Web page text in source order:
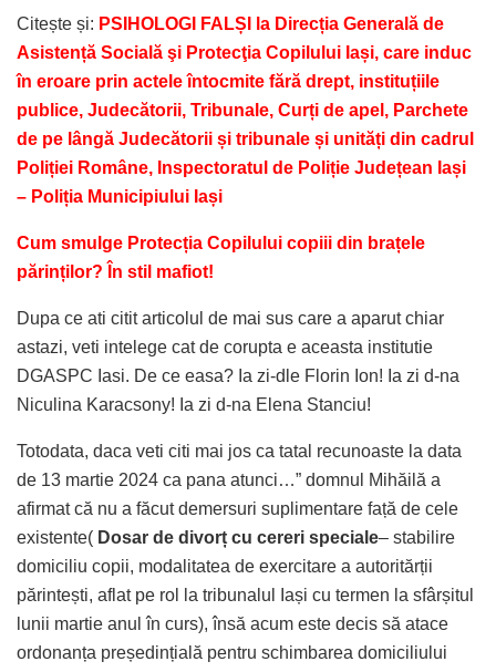
Citește și: PSIHOLOGI FALȘI la Direcția Generală de
Asistență Socială şi Protecţia Copilului Iași, care induc
în eroare prin actele întocmite fără drept, instituțiile
publice, Judecătorii, Tribunale, Curți de apel, Parchete
de pe lângă Judecătorii și tribunale și unități din cadrul
Poliției Române, Inspectoratul de Poliție Județean Iași
– Poliția Municipiului Iași
Cum smulge Protecția Copilului copiii din brațele
părinților? În stil mafiot!
Dupa ce ati citit articolul de mai sus care a aparut chiar
astazi, veti intelege cat de corupta e aceasta institutie
DGASPC Iasi. De ce easa? Ia zi-dle Florin Ion! Ia zi d-na
Niculina Karacsony! Ia zi d-na Elena Stanciu!
Totodata, daca veti citi mai jos ca tatal recunoaste la data
de 13 martie 2024 ca pana atunci…” domnul Mihăilă a
afirmat că nu a făcut demersuri suplimentare față de cele
existente( Dosar de divorț cu cereri speciale– stabilire
domiciliu copii, modalitatea de exercitare a autoritărții
părintești, aflat pe rol la tribunalul Iași cu termen la sfârșitul
lunii martie anul în curs), însă acum este decis să atace
ordonanța președințială pentru schimbarea domiciliului